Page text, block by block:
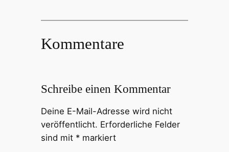
Kommentare
Schreibe einen Kommentar
Deine E-Mail-Adresse wird nicht
veröffentlicht. Erforderliche Felder
sind mit *markiert